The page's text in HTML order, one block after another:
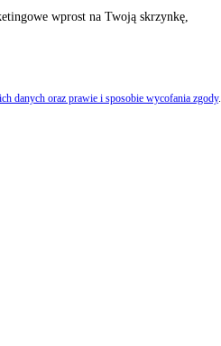
wprost na Twoją skrzynkę,
danych oraz prawie i sposobie wycofania zgody.